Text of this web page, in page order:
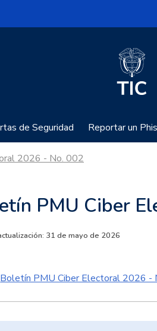
de Seguridad Reportar un
2026 - No. 002
PMU Ciber
31 de mayo de 2026
Boletín PMU Ciber Electoral 2026 -